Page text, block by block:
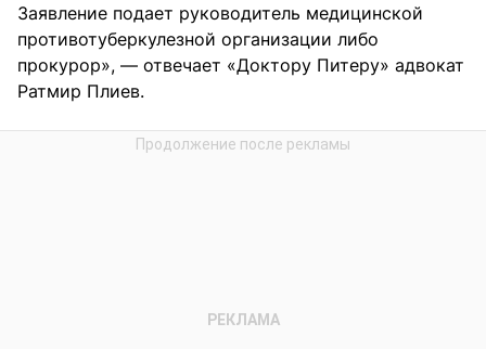
Заявление подает руководитель медицинской
противотуберкулезной организации либо
прокурор», — отвечает «Доктору Питеру» адвокат
Ратмир Плиев.